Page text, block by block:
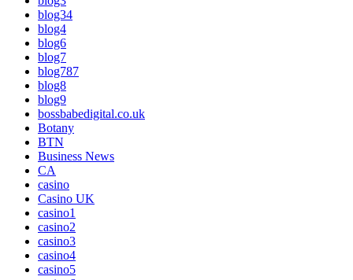
blog34
blog4
blog6
blog7
blog787
blog8
blog9
bossbabedigital.co.uk
Botany
BTN
Business News
CA
casino
Casino UK
casino1
casino2
casino3
casino4
casino5